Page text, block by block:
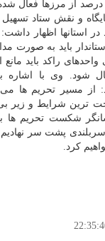
یعنی حدود ۸۰ درصد از
و نقش ستاد تسهیل
در استانها اظهار
باید به صورت
واحدهای راکد باید
شود. وی با اشاره
از مسیر تحریم ها می
ترین شرایط و زیر
سال ۹۷ با سربلندی پشت سر
کرد.